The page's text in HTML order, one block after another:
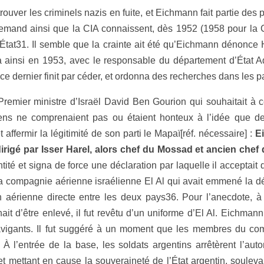
les criminels nazis en fuite, et Eichmann fait partie
ainsi que la CIA connaissent, dès 1952 (1958 pour
Il semble que la crainte ait été qu’Eichmann
en 1953, avec le responsable du département d’État
dernier finit par céder, et ordonna des recherches dans les
ministre d’Israël David Ben Gourion qui souhaitait
ne comprenaient pas ou étaient honteux à l’idée que
la légitimité de son parti le Mapaï[réf. nécessaire] :
par Isser Harel, alors chef du Mossad et ancien chef
et signa de force une déclaration par laquelle il acceptait
aérienne israélienne El Al qui avait emmené la
aérienne directe entre les deux pays36. Pour
d’être enlevé, il fut revêtu d’un uniforme d’El Al.
Il fut suggéré à un moment que les membres du
À l’entrée de la base, les soldats argentins arrêtèrent
mettant en cause la souveraineté de l’État argentin,